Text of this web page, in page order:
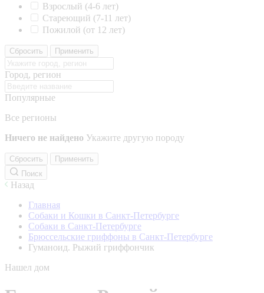
Взрослый (4-6 лет)
Стареющий (7-11 лет)
Пожилой (от 12 лет)
Сбросить Применить
Город, регион
Популярные
Все регионы
Ничего не найдено Укажите другую породу
Сбросить
Применить
Поиск
Назад
Главная
Собаки и Кошки в Санкт-Петербурге
Собаки в Санкт-Петербурге
Брюссельские гриффоны в Санкт-Петербурге
Гуманоид. Рыжий гриффончик
Нашел дом